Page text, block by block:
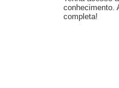
conhecimento.
completa!